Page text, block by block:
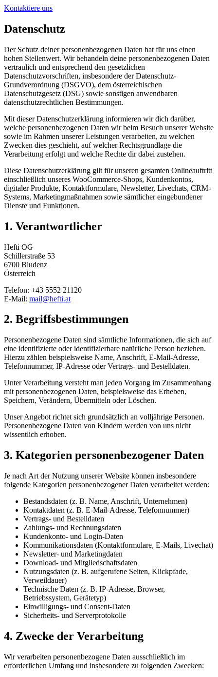
Kontaktiere uns
Datenschutz
Der Schutz deiner personenbezogenen Daten hat für uns einen
hohen Stellenwert. Wir behandeln deine personenbezogenen Daten
vertraulich und entsprechend den gesetzlichen
Datenschutzvorschriften, insbesondere der Datenschutz-
Grundverordnung (DSGVO), dem österreichischen
Datenschutzgesetz (DSG) sowie sonstigen anwendbaren
datenschutzrechtlichen Bestimmungen.
Mit dieser Datenschutzerklärung informieren wir dich darüber,
welche personenbezogenen Daten wir beim Besuch unserer Website
sowie im Rahmen unserer Leistungen verarbeiten, zu welchen
Zwecken dies geschieht, auf welcher Rechtsgrundlage die
Verarbeitung erfolgt und welche Rechte dir dabei zustehen.
Diese Datenschutzerklärung gilt für unseren gesamten Onlineauftritt
einschließlich unseres WooCommerce-Shops, Kundenkontos,
digitaler Produkte, Kontaktformulare, Newsletter, Livechats, CRM-
Systems, Marketingmaßnahmen sowie sämtlicher eingebundener
Dienste und Funktionen.
1. Verantwortlicher
Hefti OG
Schillerstraße 53
6700 Bludenz
Österreich
Telefon: +43 5552 21120
E-Mail: mail@hefti.at
2. Begriffsbestimmungen
Personenbezogene Daten sind sämtliche Informationen, die sich auf
eine identifizierte oder identifizierbare natürliche Person beziehen.
Hierzu zählen beispielsweise Name, Anschrift, E-Mail-Adresse,
Telefonnummer, IP-Adresse oder Vertrags- und Bestelldaten.
Unter Verarbeitung versteht man jeden Vorgang im Zusammenhang
mit personenbezogenen Daten, beispielsweise das Erheben,
Speichern, Verändern, Übermitteln oder Löschen.
Unser Angebot richtet sich grundsätzlich an volljährige Personen.
Personenbezogene Daten von Kindern werden von uns nicht
wissentlich erhoben.
3. Kategorien personenbezogener Daten
Je nach Art der Nutzung unserer Website können insbesondere
folgende Kategorien personenbezogener Daten verarbeitet werden:
Bestandsdaten (z. B. Name, Anschrift, Unternehmen)
Kontaktdaten (z. B. E-Mail-Adresse, Telefonnummer)
Vertrags- und Bestelldaten
Zahlungs- und Rechnungsdaten
Kundenkonto- und Login-Daten
Kommunikationsdaten (Kontaktformulare, E-Mails, Livechat)
Newsletter- und Marketingdaten
Download- und Mitgliedschaftsdaten
Nutzungsdaten (z. B. aufgerufene Seiten, Klickpfade,
Verweildauer)
Technische Daten (z. B. IP-Adresse, Browser,
Betriebssystem, Gerätetyp)
Einwilligungs- und Consent-Daten
Sicherheits- und Serverprotokolle
4. Zwecke der Verarbeitung
Wir verarbeiten personenbezogene Daten ausschließlich im
erforderlichen Umfang und insbesondere zu folgenden Zwecken: